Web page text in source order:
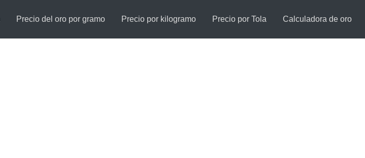
Precio del oro por gramo Precio por kilogramo Precio por Tola Calculadora de oro